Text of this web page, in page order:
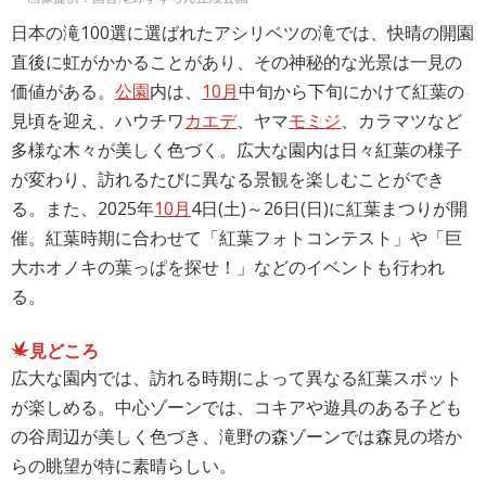
日本の滝100選に選ばれたアシリベツの滝では、快晴の開園
直後に虹がかかることがあり、その神秘的な光景は一見の
価値がある。 公園内は、 10月中旬から下旬にかけて紅葉の
見頃を迎え、ハウチワカエデ、ヤマモミジ、カラマツなど
多様な木々が美しく色づく。広大な園内は日々紅葉の様子
が変わり、訪れるたびに異なる景観を楽しむことができ
る。また、2025年10月4日(土)～26日(日)に紅葉まつりが開
催。紅葉時期に合わせて「紅葉フォトコンテスト」や「巨
大ホオノキの葉っぱを探せ！」などのイベントも行われ
る。
見どころ
広大な園内では、訪れる時期によって異なる紅葉スポット
が楽しめる。中心ゾーンでは、コキアや遊具のある子ども
の谷周辺が美しく色づき、滝野の森ゾーンでは森見の塔か
らの眺望が特に素晴らしい。